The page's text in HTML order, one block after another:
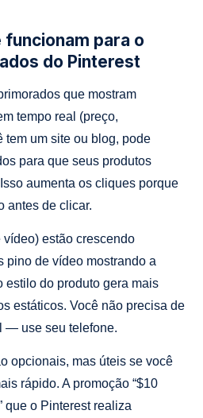
para o
do Pinterest
que mostram
tempo real (preço,
um site ou blog, pode
para que seus produtos
aumenta os cliques porque
antes de clicar.
vídeo) estão crescendo
pino de vídeo mostrando a
estilo do produto gera mais
estáticos. Você não precisa de
— use seu telefone.
opcionais, mas úteis se você
rápido. A promoção “$10
que o Pinterest realiza